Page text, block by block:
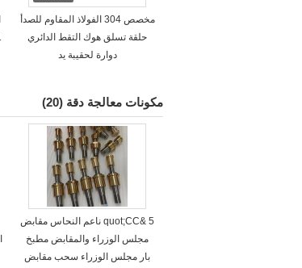
مخصص 304 الفولاذ المقاوم للصدأ
حلقة تسلق هوك التقط الدائري
دوارة لحقيبة يد
مكونات معالجة دقة (20)
5 &quot;CC ناعم النحاس مقابض
مجلس الوزراء والمقابض مطبخ
بار مجلس الوزراء سحب مقابض